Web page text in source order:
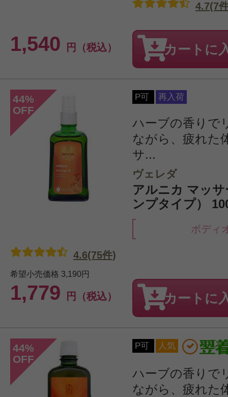
1,540 円（税込）
4.7(7
カートに
44%
OFF
P可 再入荷
ハーブの香りで
ながら、疲れた
サ...
ヴェレダ
アルニカ マッ
ンプタイプ）
ボディ
希望小売価格 3,190円
1,779 円（税込）
4.6(75件)
カートに
44%
OFF
P可 人気
ハーブの香りで
ながら、疲れた